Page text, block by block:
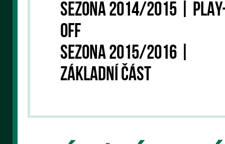
SEZONA 2014/2015 |
OFF
SEZONA 2015/2016 |
ZÁKLADNÍ ČÁST